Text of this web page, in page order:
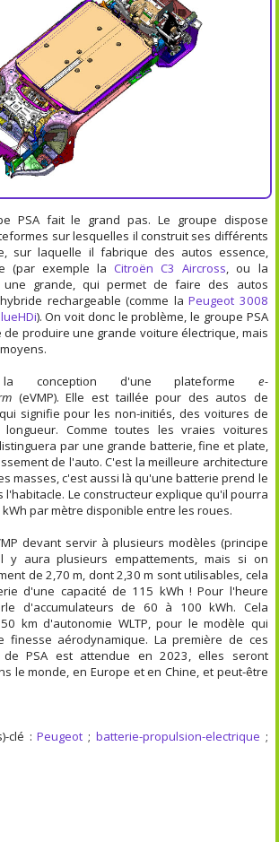
PSA fait le grand pas. Le groupe dispose
sur lesquelles il construit ses différents
sur laquelle il fabrique des autos essence,
(par exemple laCitroën C3 Aircross, ou la
grande, qui permet de faire des autos
rechargeable (comme laPeugeot 3008
). On voit donc le problème, le groupe PSA
produire une grande voiture électrique, mais
conception d'une plateforme e-
(eVMP). Elle est taillée pour des autos de
signifie pour les non-initiés, des voitures de
Comme toutes les vraies voitures
par une grande batterie, fine et plate,
de l'auto. C'est la meilleure architecture
masses, c'est aussi là qu'une batterie prend le
l'habitacle. Le constructeur explique qu'il pourra
par mètre disponible entre les roues.
devant servir à plusieurs modèles (principe
y aura plusieurs empattements, mais si on
de 2,70 m, dont 2,30 m sont utilisables, cela
d'une capacité de 115 kWh ! Pour l'heure
d'accumulateurs de 60 à 100 kWh. Cela
km d'autonomie WLTP, pour le modèle qui
finesse aérodynamique. La première de ces
de PSA est attendue en 2023, elles seront
le monde, en Europe et en Chine, et peut-être
clé :Peugeot ; batterie-propulsion-electrique ;